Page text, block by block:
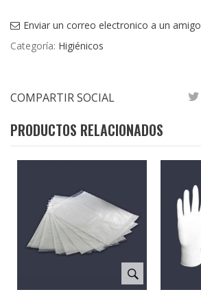
Enviar un correo electronico a un amigo
Categoría: Higiénicos
COMPARTIR SOCIAL
PRODUCTOS RELACIONADOS